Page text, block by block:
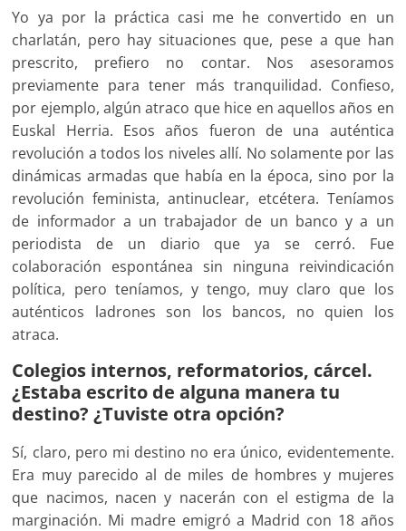
Yo ya por la práctica casi me he convertido en un
charlatán, pero hay situaciones que, pese a que han
prescrito, prefiero no contar. Nos asesoramos
previamente para tener más tranquilidad. Confieso,
por ejemplo, algún atraco que hice en aquellos años en
Euskal Herria. Esos años fueron de una auténtica
revolución a todos los niveles allí. No solamente por las
dinámicas armadas que había en la época, sino por la
revolución feminista, antinuclear, etcétera. Teníamos
de informador a un trabajador de un banco y a un
periodista de un diario que ya se cerró. Fue
colaboración espontánea sin ninguna reivindicación
política, pero teníamos, y tengo, muy claro que los
auténticos ladrones son los bancos, no quien los
atraca.
Colegios internos, reformatorios, cárcel.
¿Estaba escrito de alguna manera tu
destino? ¿Tuviste otra opción?
Sí, claro, pero mi destino no era único, evidentemente.
Era muy parecido al de miles de hombres y mujeres
que nacimos, nacen y nacerán con el estigma de la
marginación. Mi madre emigró a Madrid con 18 años